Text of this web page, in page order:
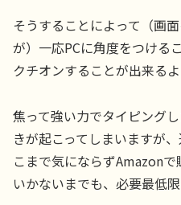
そうすることによって（画
が）一応PCに角度をつける
クチオンすることが出来る
焦って強い力でタイピング
きが起こってしまいますが
こまで気にならずAmazon
いかないまでも、必要最低